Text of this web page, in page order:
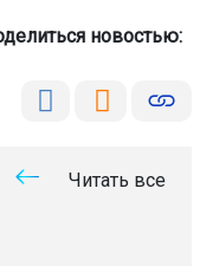
Санкт-Петербург
первых